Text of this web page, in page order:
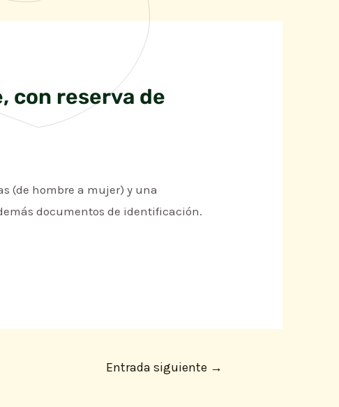
con reserva de
(de hombre a mujer) y una
documentos de identificación.
Entrada siguiente →